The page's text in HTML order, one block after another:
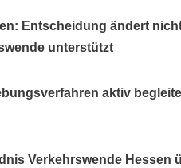
Entscheidung ändert
unterstützt
aktiv
Verkehrswende Hessen